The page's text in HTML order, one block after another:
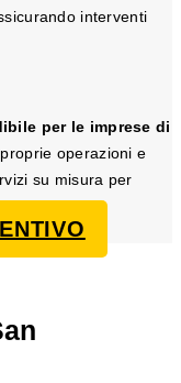
interventi
per le imprese di
operazioni e
su misura per